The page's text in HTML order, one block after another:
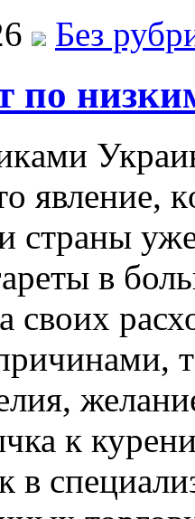
Без
по
явлeниe,
стрaны
в
своих
к
в